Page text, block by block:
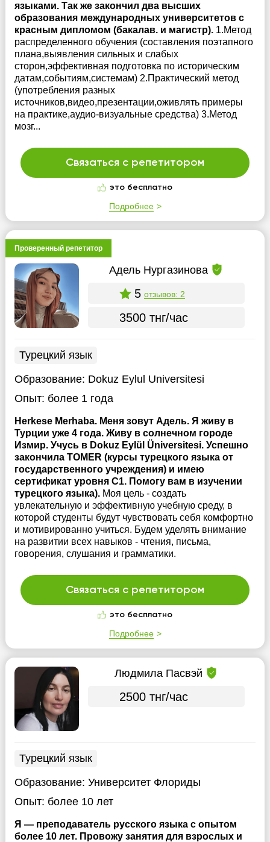
языками. Так же закончил два высших
образования международных университетов с
красным дипломом (бакалав. и магистр). 1.Метод
распределенного обучения (составления поэтапного
плана,выявления сильных и слабых
сторон,эффективная подготовка по историческим
датам,событиям,системам) 2.Практический метод
(употребления разных
источников,видео,презентации,оживлять примеры
на практике,аудио-визуальные средства) 3.Метод
мозг...
Связаться с репетитором
это бесплатно
Подробнее
Проверенный репетитор
Адель Нургазинова
5 отзывов: 2
3500 тнг/час
Турецкий язык
Образование: Dokuz Eylul Universitesi
Опыт: более 1 года
Herkese Merhaba. Меня зовут Адель. Я живу в
Турции уже 4 года. Живу в солнечном городе
Измир. Учусь в Dokuz Eylül Üniversitesi. Успешно
закончила TOMER (курсы турецкого языка от
государственного учреждения) и имею
сертификат уровня С1. Помогу вам в изучении
турецкого языка). Моя цель - создать
увлекательную и эффективную учебную среду, в
которой студенты будут чувствовать себя комфортно
и мотивированно учиться. Будем уделять внимание
на развитии всех навыков - чтения, письма,
говорения, слушания и грамматики.
Связаться с репетитором
это бесплатно
Подробнее
Людмила Пасвэй
2500 тнг/час
Турецкий язык
Образование: Университет Флориды
Опыт: более 10 лет
Я — преподаватель русского языка с опытом
более 10 лет. Провожу занятия для взрослых и